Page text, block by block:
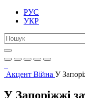
РУС
УКР
Акцент Війна У
У Запоріжжі